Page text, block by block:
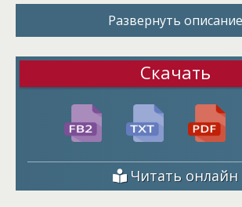
охотится? Зачем нужен им этот
Кто он такой?
приемный отец, старый скрипач
доверить Платиновую Карточку с
ней Кодом спасения?
Развернуть описание
Скачать
Читать онлайн